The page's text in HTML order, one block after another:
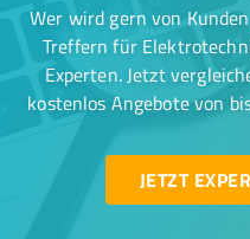
Wer wird gern von
Treffern für
Experten. Jetzt
kostenlos Angebote von
JETZT